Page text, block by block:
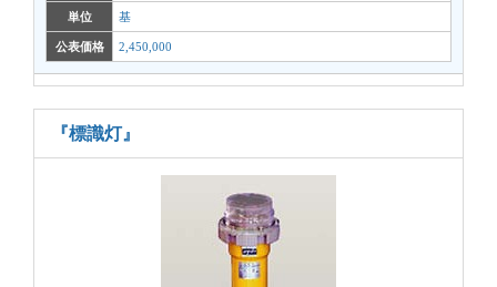
単位 基
公表価格 2,450,000
『標識灯』